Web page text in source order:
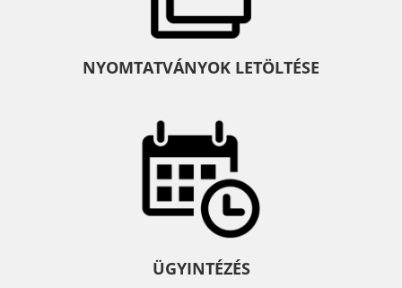
NYOMTATVÁNYOK LETÖLTÉSE
ÜGYINTÉZÉS